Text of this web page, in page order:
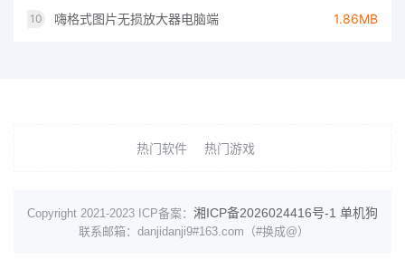
10 嗨格式图片无损放大器电脑端 1.86MB
热门软件 热门游戏
Copyright 2021-2023 ICP备案： 湘ICP备2026024416号-1 单机狗
联系邮箱：danjidanji9#163.com（#换成@）